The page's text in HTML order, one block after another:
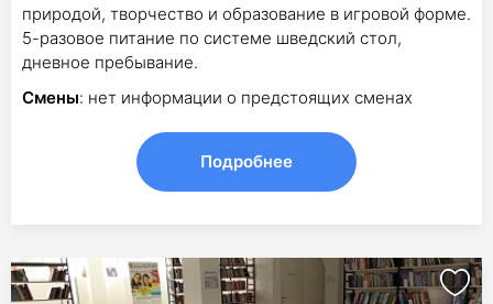
природой, творчество и образование в игровой форме.
5-разовое питание по системе шведский стол,
дневное пребывание.
Смены: нет информации о предстоящих сменах
Подробнее